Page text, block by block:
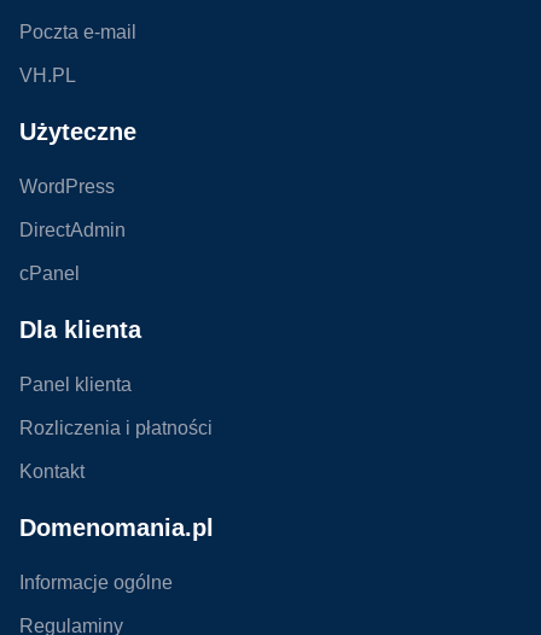
Poczta e-mail
VH.PL
Użyteczne
WordPress
DirectAdmin
cPanel
Dla klienta
Panel klienta
Rozliczenia i płatności
Kontakt
Domenomania.pl
Informacje ogólne
Regulaminy